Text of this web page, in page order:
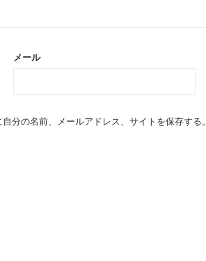
メール
分の名前、メールアドレス、サイトを保存する。